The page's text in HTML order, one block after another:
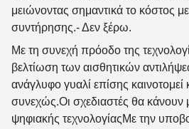
μειώνοντας σημαντικά το κόστος
συντήρησης.- Δεν ξέρω.
Με τη συνεχή πρόοδο της
βελτίωση των αισθητικών
ανάγλυφο γυαλί επίσης καινοτομεί
συνεχώς.Οι σχεδιαστές θα κάνουν
ψηφιακής τεχνολογίαςΜε την